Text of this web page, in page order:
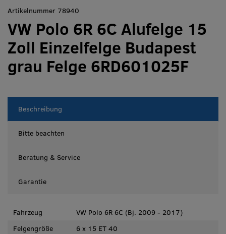
Artikelnummer 78940
VW Polo 6R 6C Alufelge 15
Zoll Einzelfelge Budapest
grau Felge 6RD601025F
Beschreibung
Bitte beachten
Beratung & Service
Garantie
Fahrzeug
VW Polo 6R 6C (Bj. 2009 - 2017)
Felgengröße
6 x 15 ET 40